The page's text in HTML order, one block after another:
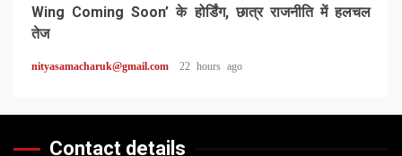
Wing Coming Soon’ के होर्डिंग, छात्र राजनीति में हलचल
तेज
nityasamacharuk@gmail.com 22 hours ago
Contact details